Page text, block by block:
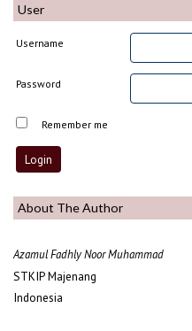
User
Username
Password
Remember me
About The Author
Azamul Fadhly Noor Muhammad
STKIP Majenang
Indonesia